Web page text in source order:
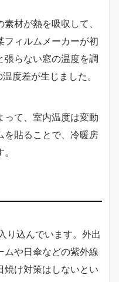
材が熱を吸収して、
フィルムメーカーが初
張らない窓の温度を調
度差が生じました。
って、室内温度は変動
を貼ることで、冷暖房
り込んでいます。外出
ムや日傘などの紫外線
焼け対策はしないとい